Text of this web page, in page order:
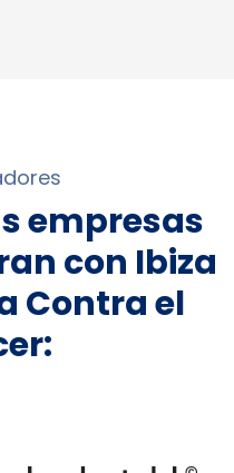
empresas
con Ibiza
Contra el